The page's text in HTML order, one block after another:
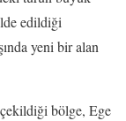
edildiği
yeni bir alan
bölge, Ege